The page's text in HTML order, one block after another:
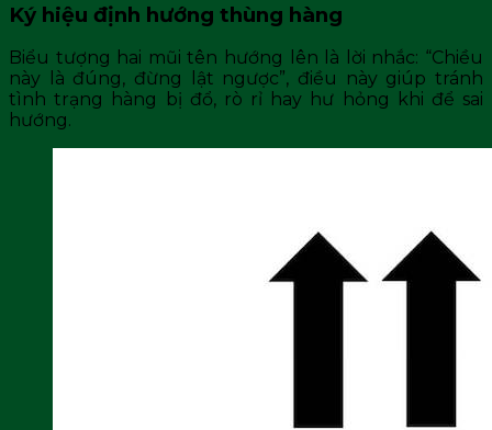
Ký hiệu định hướng thùng hàng
Biểu tượng hai mũi tên hướng lên là lời nhắc: “Chiều
này là đúng, đừng lật ngược”, điều này giúp tránh
tình trạng hàng bị đổ, rò rỉ hay hư hỏng khi để sai
hướng.